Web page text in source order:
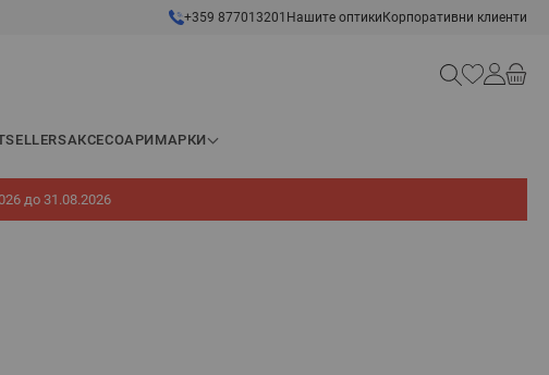
+359 877013201 Нашите оптики Корпоративни клиенти
Търсене
АКСЕСОАРИ МАРКИ
до 31.08.2026